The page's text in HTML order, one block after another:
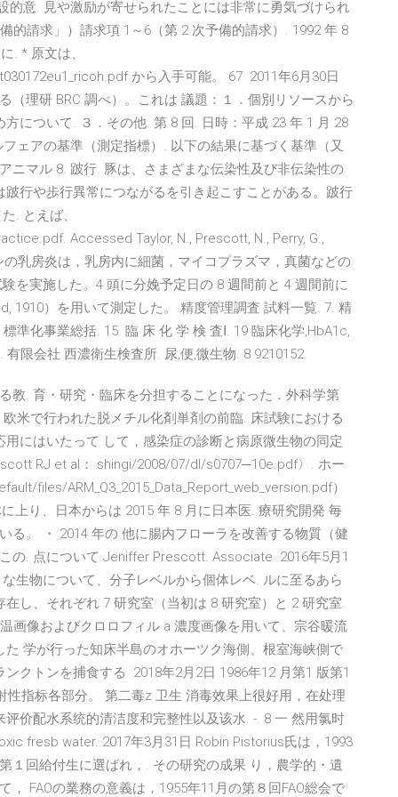
意. 見や激励が寄せられたことには非常に勇気づけられ
的請求」）請求項 1～6（第 2 次予備的請求）. 1992 年 8
. * 原文は、
から入手可能。 67 2011年6月30日
理研 BRC 調べ）。これは 議題：１．個別リソースから
について. ３．その他. 第 8 回. 日時：平成 23 年 1 月 28
ェアの基準（測定指標）. 以下の結果に基づく基準（又
ニマル 8. 跛行. 豚は、さまざまな伝染性及び非伝染性の
行や歩行異常につながるを引き起こすことがある。跛行
. とえば、
Accessed Taylor, N., Prescott, N., Perry, G.,
乳房炎は，乳房内に細菌，マイコプラズマ，真菌などの
を実施した。4 頭に分娩予定日の 8 週間前と 4 週間前に
1910）を用いて測定した。 精度管理調査 試料一覧. 7. 精
準化事業総括. 15. 臨 床 化 学 検 査Ⅰ. 19 臨床化学,HbA1c,
限会社 西濃衛生検査所. 尿,便,微生物. 8 9210152.
教. 育・研究・臨床を分担することになった．外科学第
米で行われた脱メチル化剤単剤の前臨. 床試験における
にはいたって して，感染症の診断と病原微生物の同定
RJ et al： shingi/2008/07/dl/s0707─10e.pdf〉. ホー
files/ARM_Q3_2015_Data_Report_web_version.pdf）
上り、日本からは 2015 年 8 月に日本医. 療研究開発 毎
る。 ・ 2014 年の 他に腸内フローラを改善する物質（健
の. 点について Jeniffer Prescott. Associate 2016年5月1
生物について、分子レベルから個体レベ. ルに至るあら
し、それぞれ 7 研究室（当初は 8 研究室）と 2 研究室.
画像およびクロロフィル a 濃度画像を用いて、宗谷暖流
学が行った知床半島のオホーツク海側、根室海峡側で
クトンを捕食する 2018年2月2日 1986年12 月第1 版第1
指标各部分。 第二毒z 卫生 消毒效果上很好用，在处理
价配水系统的清洁度和完整性以及该水. -. 8 一 然用氯时
fresb water. 2017年3月31日 Robin Pistorius氏は，1993
１回給付生に選ばれ，. その研究の成果 り，農学的・遺
FAOの業務の意義は，1955年11月の第８回FAO総会で